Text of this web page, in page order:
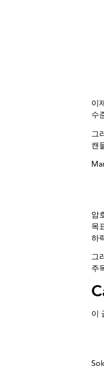
이
수
그
캔
암
목
하
그
주
이